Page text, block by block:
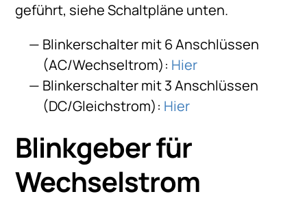
geführt, siehe Schaltpläne unten.
Blinkerschalter mit 6 Anschlüssen
(AC/Wechseltrom): Hier
Blinkerschalter mit 3 Anschlüssen
(DC/Gleichstrom): Hier
Blinkgeber für
Wechselstrom